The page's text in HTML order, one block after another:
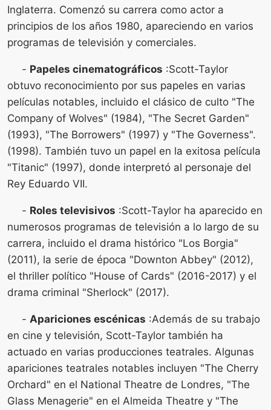
Inglaterra. Comenzó su carrera como actor a
principios de los años 1980, apareciendo en varios
programas de televisión y comerciales.
- Papeles cinematográficos :Scott-Taylor
obtuvo reconocimiento por sus papeles en varias
películas notables, incluido el clásico de culto "The
Company of Wolves" (1984), "The Secret Garden"
(1993), "The Borrowers" (1997) y "The Governess".
(1998). También tuvo un papel en la exitosa película
"Titanic" (1997), donde interpretó al personaje del
Rey Eduardo VII.
- Roles televisivos :Scott-Taylor ha aparecido en
numerosos programas de televisión a lo largo de su
carrera, incluido el drama histórico "Los Borgia"
(2011), la serie de época "Downton Abbey" (2012),
el thriller político "House of Cards" (2016-2017) y el
drama criminal "Sherlock" (2017).
- Apariciones escénicas :Además de su trabajo
en cine y televisión, Scott-Taylor también ha
actuado en varias producciones teatrales. Algunas
apariciones teatrales notables incluyen "The Cherry
Orchard" en el National Theatre de Londres, "The
Glass Menagerie" en el Almeida Theatre y "The